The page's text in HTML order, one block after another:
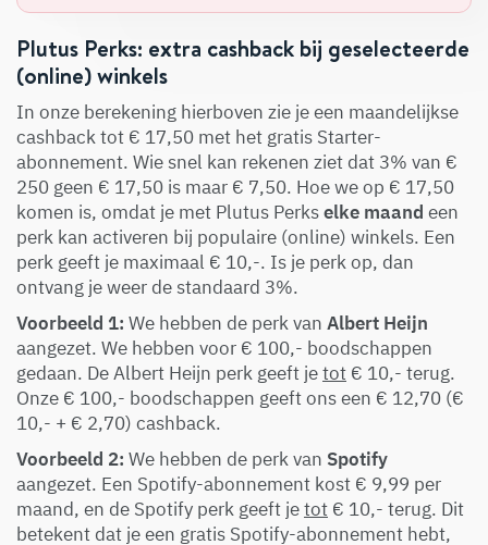
Plutus Perks: extra cashback bij geselecteerde
(online) winkels
In onze berekening hierboven zie je een maandelijkse
cashback tot € 17,50 met het gratis Starter-
abonnement. Wie snel kan rekenen ziet dat 3% van €
250 geen € 17,50 is maar € 7,50. Hoe we op € 17,50
komen is, omdat je met Plutus Perkselke maand een
perk kan activeren bij populaire (online) winkels. Een
perk geeft je maximaal € 10,-. Is je perk op, dan
ontvang je weer de standaard 3%.
Voorbeeld 1: We hebben de perk van Albert Heijn
aangezet. We hebben voor € 100,- boodschappen
gedaan. De Albert Heijn perk geeft jetot € 10,- terug.
Onze € 100,- boodschappen geeft ons een € 12,70 (€
10,- + € 2,70) cashback.
Voorbeeld 2: We hebben de perk van Spotify
aangezet. Een Spotify-abonnement kost € 9,99 per
maand, en de Spotify perk geeft jetot € 10,- terug. Dit
betekent dat je een gratis Spotify-abonnement hebt,